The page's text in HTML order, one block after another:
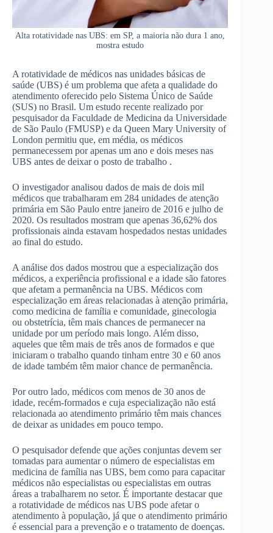
Alta rotatividade nas UBS: em SP, a maioria não dura 1 ano,
mostra estudo
A rotatividade de médicos nas unidades básicas de
saúde (UBS) é um problema que afeta a qualidade do
atendimento oferecido pelo Sistema Único de Saúde
(SUS) no Brasil. Um estudo recente realizado por
pesquisador da Faculdade de Medicina da Universidade
de São Paulo (FMUSP) e da Queen Mary University of
London permitiu que, em média, os médicos
permanecessem por apenas um ano e dois meses nas
UBS antes de deixar o posto de trabalho .
O investigador analisou dados de mais de dois mil
médicos que trabalharam em 284 unidades de atenção
primária em São Paulo entre janeiro de 2016 e julho de
2020. Os resultados mostram que apenas 36,62% dos
profissionais ainda estavam hospedados nestas unidades
ao final do estudo.
A análise dos dados mostrou que a especialização dos
médicos, a experiência profissional e a idade são fatores
que afetam a permanência na UBS. Médicos com
especialização em áreas relacionadas à atenção primária,
como medicina de família e comunidade, ginecologia
ou obstetrícia, têm mais chances de permanecer na
unidade por um período mais longo. Além disso,
aqueles que têm mais de três anos de formados e que
iniciaram o trabalho quando tinham entre 30 e 60 anos
de idade também têm maior chance de permanência.
Por outro lado, médicos com menos de 30 anos de
idade, recém-formados e cuja especialização não está
relacionada ao atendimento primário têm mais chances
de deixar as unidades em pouco tempo.
O pesquisador defende que ações conjuntas devem ser
tomadas para aumentar o número de especialistas em
medicina de família nas UBS, bem como para capacitar
médicos não especialistas ou especialistas em outras
áreas a trabalharem no setor. É importante destacar que
a rotatividade de médicos nas UBS pode afetar o
atendimento à população, já que o atendimento primário
é essencial para a prevenção e o tratamento de doenças.